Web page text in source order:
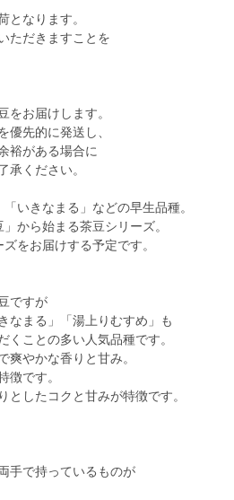
となります。
ただきますことを
をお届けします。
優先的に発送し、
裕がある場合に
承ください。
いきなまる」などの早生品種。
から始まる茶豆シリーズ。
をお届けする予定です。
ですが
なまる」「湯上りむすめ」も
くことの多い人気品種です。
爽やかな香りと甘み。
徴です。
としたコクと甘みが特徴です。
手で持っているものが